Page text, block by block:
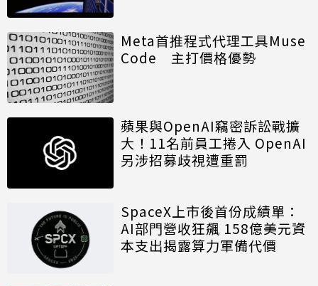
Meta首推程式代理工具Muse
Code 主打價格優勢
蘋果與OpenAI竊密訴訟戰擴
大！11名前員工捲入 OpenAI
另涉招募歧視遭重罰
SpaceX上市後首份成績單：
AI部門營收狂飆 158億美元資
本支出揭露算力軍備代價